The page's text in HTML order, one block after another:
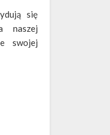
się
naszej
swojej